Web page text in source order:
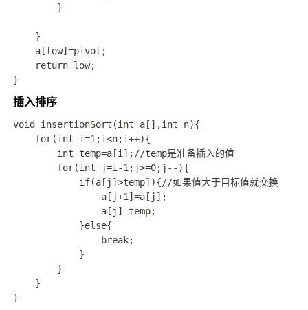
        }
    }
    a[low]=pivot;
    return low;
插入排序
void insertionSort(int a[],int n){
    for(int i=1;i<n;i++){
        int temp=a[i];//temp是准备插入的值
        for(int j=i-1;j>=0;j--){
            if(a[j]>temp]){//如果值大于目标值就交换
                a[j+1]=a[j];
                a[j]=temp;
            }else{
                break;
            }
        }
    }